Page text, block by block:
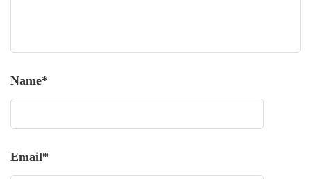
Name*
Email*